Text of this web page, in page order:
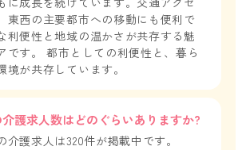
東西の主要都市への移動にも便利で
利便性と地域の温かさが共存する魅
です。 都市としての利便性と、暮ら
境が共存しています。
護求人数はどのぐらいありますか?
介護求人は320件が掲載中です。